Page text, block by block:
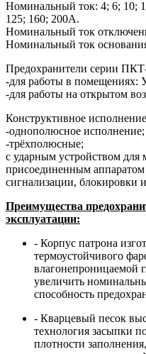
Номинальный ток: 4; 6; 10;
125; 160; 200А.
Номинальный ток
Номинальный ток
Предохранители серии
-для работы в помещениях:
-для работы на открытом
Конструктивное
-однополюсное исполнение;
-трёхполюсные;
с ударным устройством для
присоединенным
сигнализации, блокировки
Преимущества
эксплуатации:
- Корпус патрона
термоустойчивого
влагонепроницаемой
увеличить
способность
- Кварцевый песок
технология засыпки
плотности